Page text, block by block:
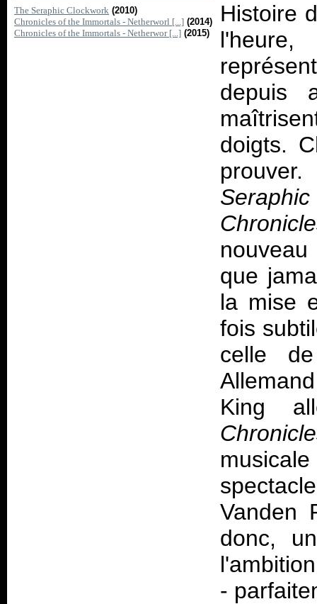
The Seraphic Clockwork (2010)
Chronicles of the Immortals - Netherworl [...] (2014)
Chronicles of the Immortals - Netherwor [...] (2015)
Histoire
depuis
doigts.
que
la mise
fois
celle
King
Vanden
donc,
-